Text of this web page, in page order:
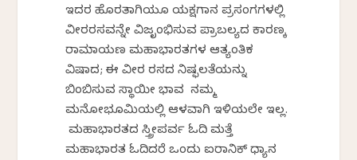
ಇದರ ಹೊರತಾಗಿಯೂ ಯಕ್ಷಗಾನ ಪ್ರಸಂಗಗಳಲ್ಲಿ
ವೀರರಸವನ್ನೇ ವಿಜೃಂಭಿಸುವ ಪ್ರಾಬಲ್ಯದ ಕಾರಣಕ್ಕೆ
ರಾಮಾಯಣ ಮಹಾಭಾರತಗಳ ಆತ್ಯಂತಿಕ
ವಿಷಾದ; ಈ ವೀರ ರಸದ ನಿಷ್ಫಲತೆಯನ್ನು
ಬಿಂಬಿಸುವ ಸ್ಥಾಯೀ ಭಾವ ನಮ್ಮ
ಮನೋಭೂಮಿಕೆಯಲ್ಲಿ ಆಳವಾಗಿ ಇಳಿಯಲೇ ಇಲ್ಲ.
ಮಹಾಭಾರತದ ಸ್ತ್ರೀಪರ್ವ ಓದಿ ಮತ್ತೆ
ಮಹಾಭಾರತ ಓದಿದರೆ ಒಂದು ಐರಾನಿಕ್‌ ಧ್ಯಾನ